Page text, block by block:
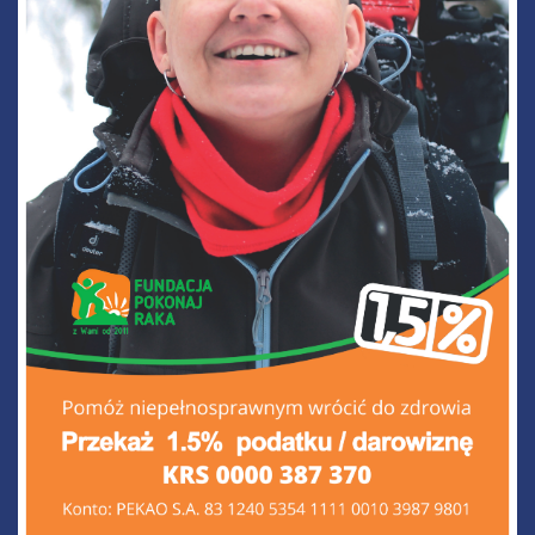
31
MAR
Dzwony Życia i Nadziei w Lublinie – symbole nadziei,
siły i nowych początków 🔔💙
To był wyjątkowy dzień pełen emocji, wzruszeń i
nadziei. W Uniwersyteckim Szpitalu Klinicznym Nr 1
w Lublinie odbyła się uroczystość odsłonięcia
Dzwonów Życia i Nadziei, ufundowanych przez
Fundację Pokonaj raka....
04
LUT
Dzwon Życia zabrzmiał w Narodowym Instytucie
Onkologii w Warszawie
Dzwon Życia zabrzmiał w Narodowym Instytucie
Onkologii w Warszawie...
01
Dzwon ŻYCIA w Centrum Onkologii Wojewódzkiego
Szpitala Zespolonego w Płocku
wybrzmiały 1 października 2025 roku w Centrum
Onkologii Wojewódzkiego Szpitala Zespolonego w
Płocku. To wyjątkowy moment dla pacjentów,
personelu medycznego oraz wszystkich osób, które
drodze przez leczenie....